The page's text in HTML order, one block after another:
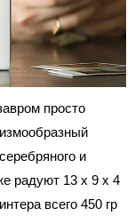
просто
и
радуют 13 х 9 х 4
всего 450 гр